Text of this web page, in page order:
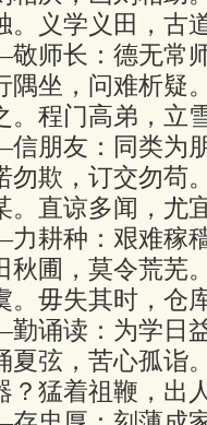
。义学义田，古
长：德无常师
隅坐，问难析疑
。程门高弟，立
友：同类为朋
勿欺，订交勿苟
。直谅多闻，尤
种：艰难稼穑
秋圃，莫令荒芜
。毋失其时，仓
读：为学日益
夏弦，苦心孤诣
？猛着祖鞭，出